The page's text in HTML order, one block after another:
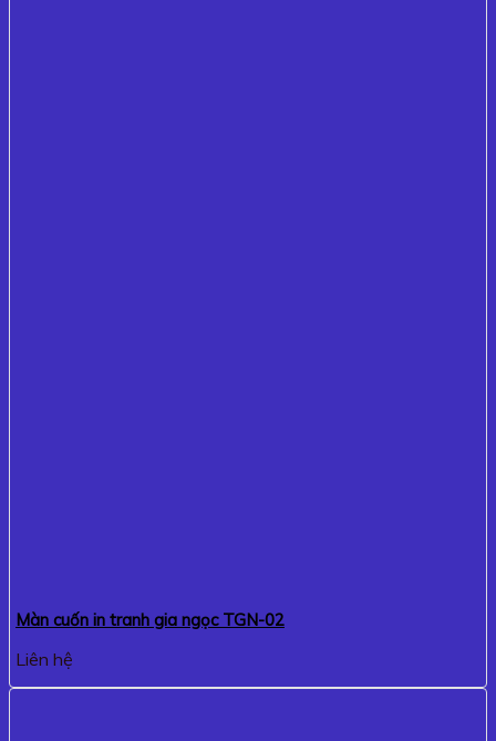
Màn cuốn in tranh gia ngọc TGN-02
Liên hệ